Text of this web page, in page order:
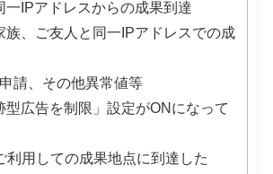
一IPアドレスからの成果到達
族、ご友人と同一IPアドレスでの成
請、その他異常値等
型広告を制限」設定がONになって
利用しての成果地点に到達した